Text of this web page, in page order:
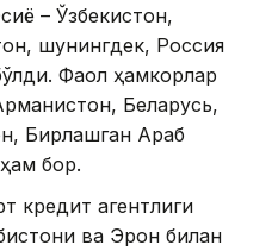
– Ўзбекистон,
шунингдек, Россия
Фаол ҳамкорлар
Беларусь,
Бирлашган Араб
бор.
кредит агентлиги
ва Эрон билан